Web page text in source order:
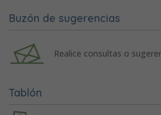
Buzón de sugerencias
Realice consultas o
Tablón